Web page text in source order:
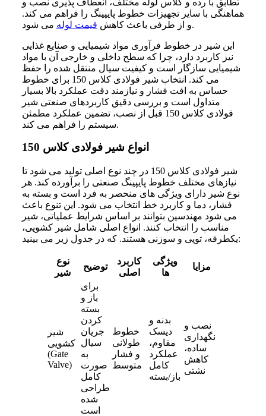
هماهنگی با سایر تجهیزات خطوط پایپینگ را فراهم می‌ کند.
و از طرفی باعث کاهش قیمت لوله می شود.
این شیر در خطوط فرآوری مواد شیمیایی و صنایع غذایی
نیز کاربرد دارد، چرا که سطح داخلی و خارجی آن با مواد
شیمیایی سازگار است و کیفیت سیال منتقل شده را حفظ
می‌ کند. انتخاب شیر فولادی کلاس 150 برای خطوط
حساس به افت فشار و نیازمند دقت عملکرد بالا بسیار
متداول است و بررسی دقیق کاربردهای صنعتی شیر
فولادی کلاس 150 قبل از نصب، تضمین عملکرد مطمئن
سیستم را فراهم می‌ کند.
انواع شیر فولادی کلاس 150
شیر فولادی کلاس 150 در چند نوع اصلی تولید می‌ شود تا
نیازهای مختلف خطوط پایپینگ صنعتی را برآورده کند. هر
نوع شیر دارای ویژگی‌ های منحصر به فرد است و بسته به
فشار، دما و کاربرد خط انتخاب می‌ شود. این تنوع باعث
می‌ شود مهندسین بتوانند بر اساس شرایط عملیاتی، شیر
مناسب را انتخاب کنند. انواع اصلی شامل شیر کشویی،
یکطرفه، توپی و سوزنی هستند. که در جدول زیر می بینید:
نوع
شیر
توضیح
کاربرد
اصلی
ویژگی‌
ها
مزایا
شیر
کشویی
(Gate
Valve)
برای
باز و
بسته
کردن
جریان
سیال
به‌
صورت
کامل
طراحی
شده
است
خطوط
طولانی
و فشار
متوسط
بدنه و
دیسک
مقاوم،
عملکرد
کامل
باز/بسته
نصب و
نگهداری
ساده،
کاهش
نشتی